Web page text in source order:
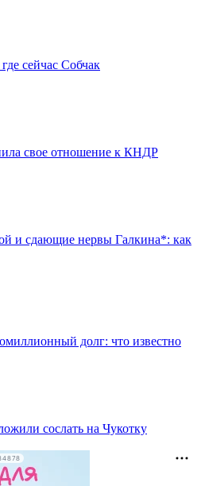
сейчас Собчак
свое отношение к КНДР
и сдающие нервы Галкина*: как
долг: что известно
сослать на Чукотку